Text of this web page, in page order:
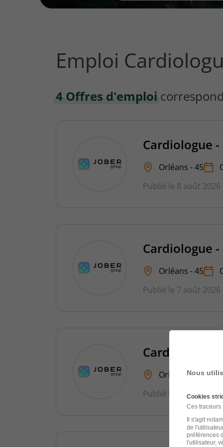
vous
Emploi
4 Offres d'emploi
Cardiologue
Orléans - 45
Publié le 8 août 2026
Cardiologue
Orléans - 45
Publié le 7 août 2026
Cardiologue
Orléans - 45
Publié le 10
Nous
Cookies
Ces traceurs
Il s'agit
de
préférences
l'utilisateur,